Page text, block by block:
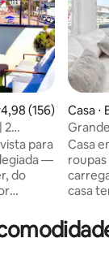
de uma
4,98 (156)
2
para
—
do
ar-
Casa ⋅
cama
Casa
casa